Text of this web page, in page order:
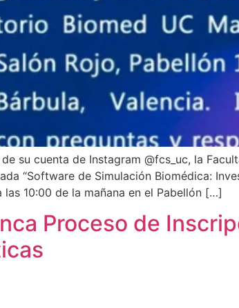
su cuenta de Instagram @fcs_uc, la
“Software de Simulación Biomédica:
las 10:00 de la mañana en el Pabellón […]
Proceso de